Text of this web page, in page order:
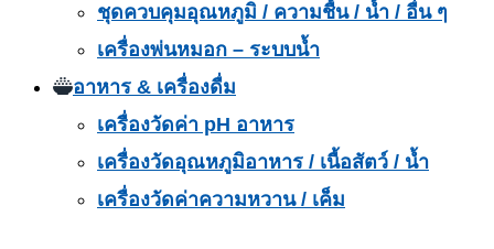
ชุดควบคุมอุณหภูมิ / ความชื้น / น้ำ / อื่น ๆ
เครื่องพ่นหมอก – ระบบน้ำ
อาหาร & เครื่องดื่ม
เครื่องวัดค่า pH อาหาร
เครื่องวัดอุณหภูมิอาหาร / เนื้อสัตว์ / น้ำ
เครื่องวัดค่าความหวาน / เค็ม